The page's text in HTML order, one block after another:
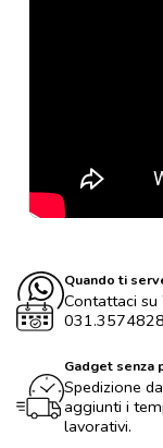
Quando ti
Contattaci
031.3574828
Gadget senza
Spedizione
aggiunti i
lavorativi.